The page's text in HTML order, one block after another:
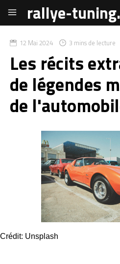
rallye-
12 Mai 2024 3 mins de lecture
Les récits
de légendes
de
Crédit: Unsplash